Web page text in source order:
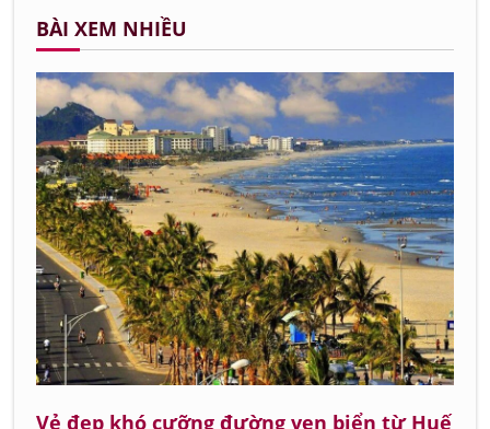
BÀI XEM NHIỀU
Vẻ đẹp khó cưỡng đường ven biển từ Huế